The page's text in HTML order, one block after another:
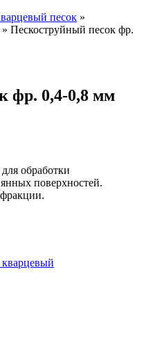
песок »
» Пескоструйный песок фр.
фр. 0,4-0,8 мм
обработки
поверхностей.